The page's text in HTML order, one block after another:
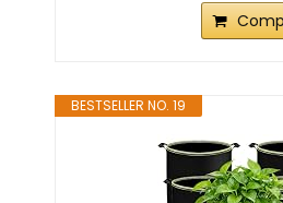
BESTSELLER NO. 19